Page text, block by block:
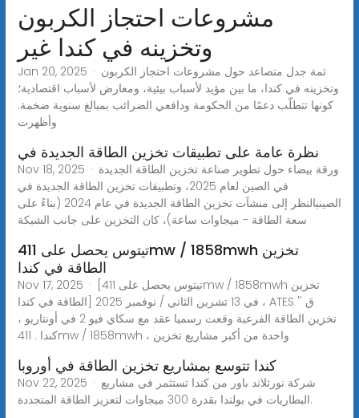
مشروعات احتجاز الكربون
وتخزينه في كندا غير
Jan 20, 2025 · ثمة جدل متصاعد حول مشروعات احتجاز الكربون
وتخزينه في كندا، ما بين مؤيد لأسباب بيئية، ومعارض لأسباب اقتصادية؛
كونها تتطلّب دعمًا من الحكومة ودافعي الضرائب بمبالغ سنوية ضخمة.
وأظهرت
نظرة عامة على تطبيقات تخزين الطاقة الجديدة في
Nov 18, 2025 · ورقة بيضاء حول تطوير صناعة تخزين الطاقة الجديدة
في الصين لعام 2025، وتطبيقات تخزين الطاقة الجديدة في
الصينبالنظر إلى منشآت تخزين الطاقة الجديدة في عام 2024 (بناءً على
سعة الطاقة - ميجاوات ساعة)، كان التخزين على جانب الشبكة
تيتوس يحصل على 411mw / 1858mwh تخزين
الطاقة في كندا
Nov 17, 2025 · [تيتوس يحصل على 411mw / 1858mwh تخزين
الطاقة في كندا] في 13 تشرين الثاني / نوفمبر 2025 ، ATES '' ق
تخزين الطاقة الفرعية وقعت رسميا عقد مع سكاي فيو 2 في أونتاريو ،
كندا . 411mw / 1858mwh ، واحدة من أكبر مشاريع تخزين
كندا تتوسع بمشاريع تخزين الطاقة في أوروبا
Nov 22, 2025 · شركة نورثلاند باور من كندا تستثمر في مشاريع
البطاريات في بولندا بقدرة 300 ميجاوات لتعزيز الطاقة المتجددة.